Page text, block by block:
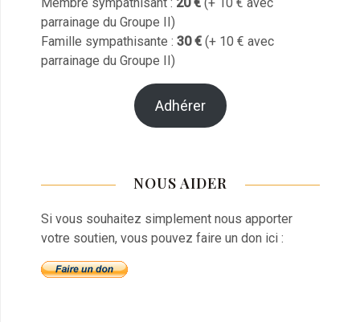
parrainage du Groupe II)
Famille sympathisante : 30 € (+ 10 € avec
parrainage du Groupe II)
Adhérer
NOUS AIDER
Si vous souhaitez simplement nous apporter
votre soutien, vous pouvez faire un don ici :